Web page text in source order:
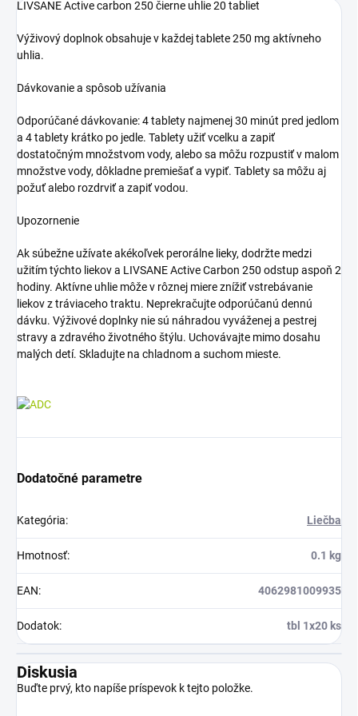
LIVSANE Active carbon 250 čierne uhlie 20 tabliet
Výživový doplnok obsahuje v každej tablete 250 mg aktívneho
uhlia.
Dávkovanie a spôsob užívania
Odporúčané dávkovanie: 4 tablety najmenej 30 minút pred jedlom
a 4 tablety krátko po jedle. Tablety užiť vcelku a zapiť
dostatočným množstvom vody, alebo sa môžu rozpustiť v malom
množstve vody, dôkladne premiešať a vypiť. Tablety sa môžu aj
požuť alebo rozdrviť a zapiť vodou.
Upozornenie
Ak súbežne užívate akékoľvek perorálne lieky, dodržte medzi
užitím týchto liekov a LIVSANE Active Carbon 250 odstup aspoň 2
hodiny. Aktívne uhlie môže v rôznej miere znížiť vstrebávanie
liekov z tráviaceho traktu. Neprekračujte odporúčanú dennú
dávku. Výživové doplnky nie sú náhradou vyváženej a pestrej
stravy a zdravého životného štýlu. Uchovávajte mimo dosahu
malých detí. Skladujte na chladnom a suchom mieste.
Dodatočné parametre
Kategória: Liečba
Hmotnosť: 0.1 kg
EAN: 4062981009935
Dodatok: tbl 1x20 ks
Diskusia
Buďte prvý, kto napíše príspevok k tejto položke.